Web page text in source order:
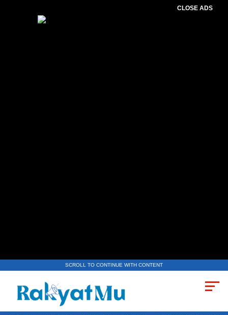
CLOSE ADS
SCROLL TO CONTINUE WITH CONTENT